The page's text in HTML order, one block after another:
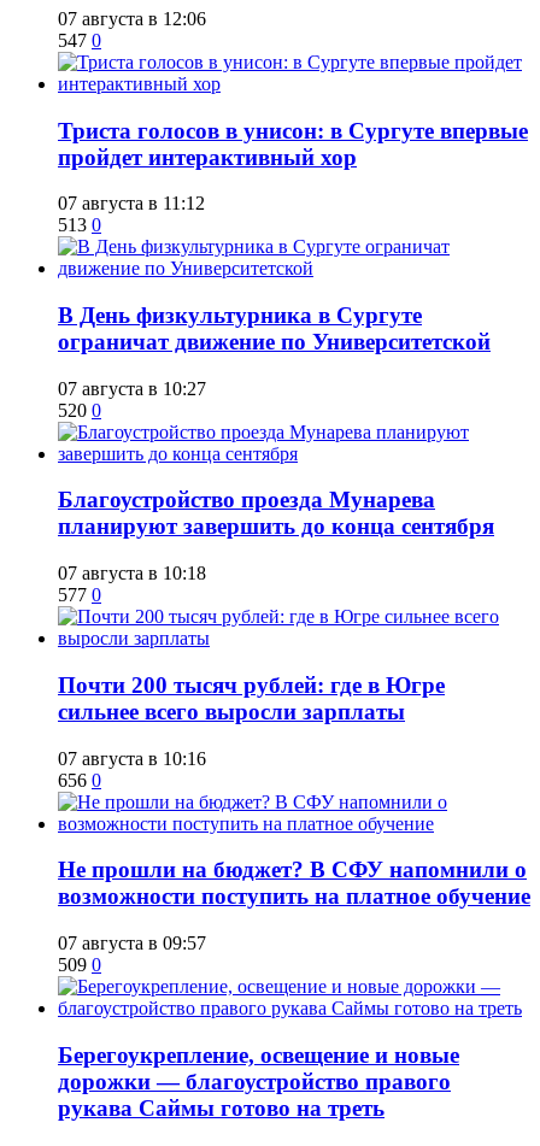
07 августа в 12:06
547 0
​Триста голосов в унисон: в Сургуте впервые
пройдет интерактивный хор
07 августа в 11:12
513 0
​В День физкультурника в Сургуте
ограничат движение по Университетской
07 августа в 10:27
520 0
Благоустройство проезда Мунарева
планируют завершить до конца сентября
07 августа в 10:18
577 0
​Почти 200 тысяч рублей: где в Югре
сильнее всего выросли зарплаты
07 августа в 10:16
656 0
Не прошли на бюджет? В СФУ напомнили о
возможности поступить на платное обучение
07 августа в 09:57
509 0
Берегоукрепление, освещение и новые
дорожки — благоустройство правого
рукава Саймы готово на треть